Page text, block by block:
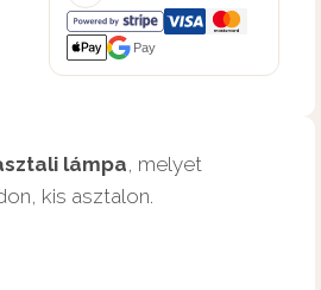
Pay
lámpa, melyet
kis asztalon.